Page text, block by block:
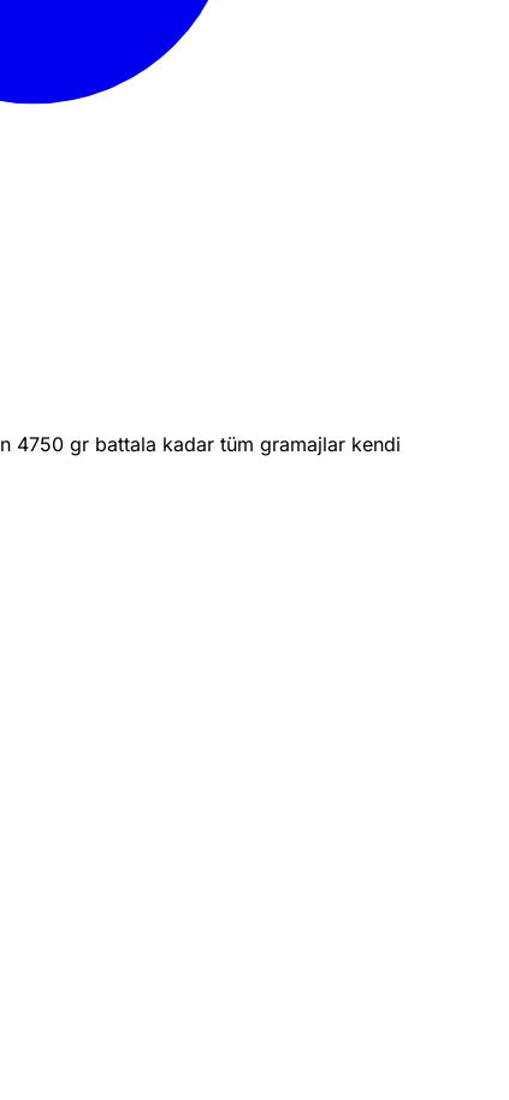
4750 gr battala kadar tüm gramajlar kendi